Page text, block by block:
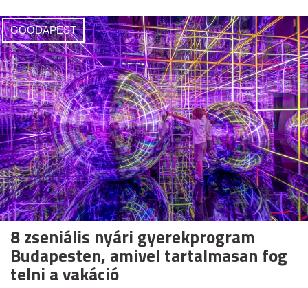
GOODAPEST
8 zseniális nyári gyerekprogram
Budapesten, amivel tartalmasan fog
telni a vakáció